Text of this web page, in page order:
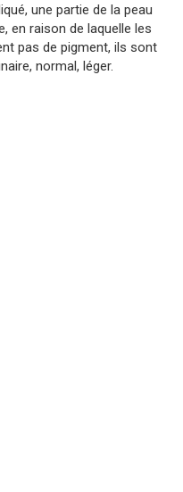
une partie de la peau
en raison de laquelle les
pas de pigment, ils sont
normal, léger.